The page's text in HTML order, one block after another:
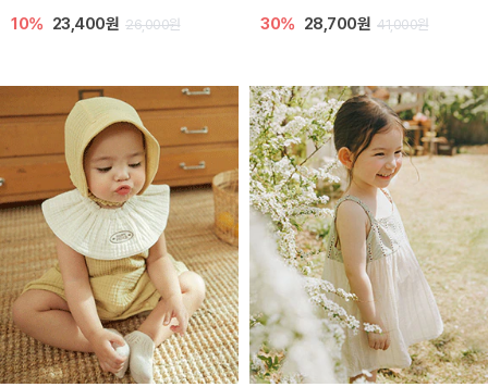
10% 23,400원 26,000원 30% 28,700원 41,000원